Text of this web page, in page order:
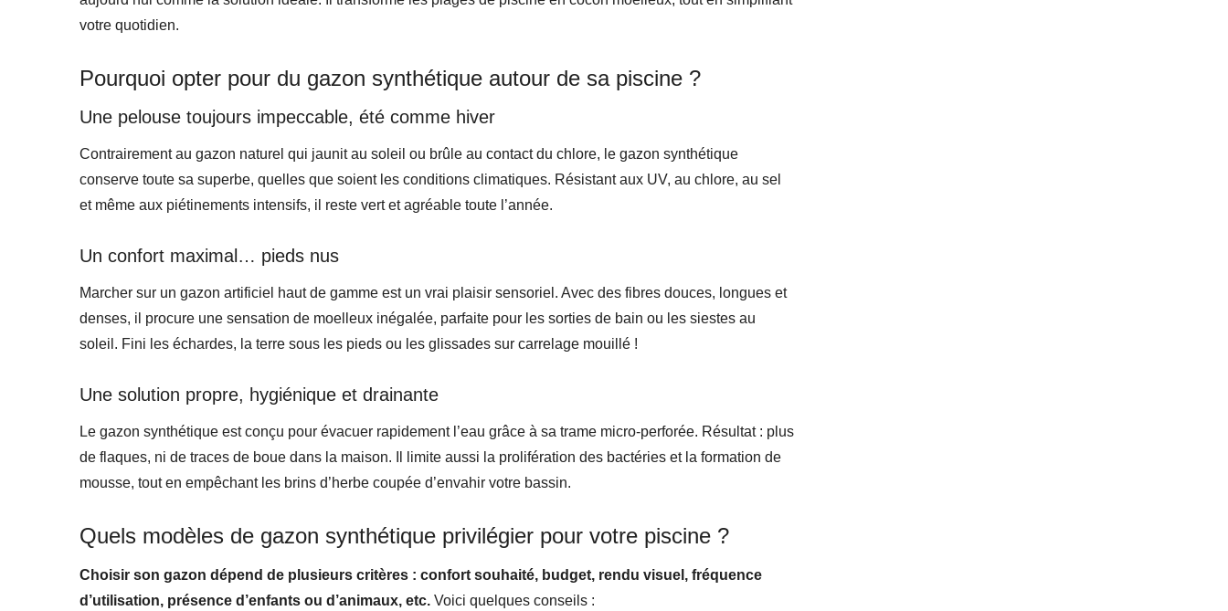
votre quotidien.
Pourquoi opter pour du gazon synthétique autour de sa piscine ?
Une pelouse toujours impeccable, été comme hiver
Contrairement au gazon naturel qui jaunit au soleil ou brûle au contact du chlore, le gazon synthétique
conserve toute sa superbe, quelles que soient les conditions climatiques. Résistant aux UV, au chlore, au sel
et même aux piétinements intensifs, il reste vert et agréable toute l’année.
Un confort maximal… pieds nus
Marcher sur un gazon artificiel haut de gamme est un vrai plaisir sensoriel. Avec des fibres douces, longues et
denses, il procure une sensation de moelleux inégalée, parfaite pour les sorties de bain ou les siestes au
soleil. Fini les échardes, la terre sous les pieds ou les glissades sur carrelage mouillé !
Une solution propre, hygiénique et drainante
Le gazon synthétique est conçu pour évacuer rapidement l’eau grâce à sa trame micro-perforée. Résultat : plus
de flaques, ni de traces de boue dans la maison. Il limite aussi la prolifération des bactéries et la formation de
mousse, tout en empêchant les brins d’herbe coupée d’envahir votre bassin.
Quels modèles de gazon synthétique privilégier pour votre piscine ?
Choisir son gazon dépend de plusieurs critères : confort souhaité, budget, rendu visuel, fréquence
d’utilisation, présence d’enfants ou d’animaux, etc. Voici quelques conseils :